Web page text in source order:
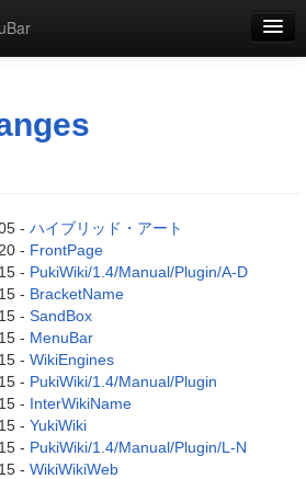
- ハイブリッド・アート
- FrontPage
- PukiWiki/1.4/Manual/Plugin/A-D
- BracketName
- SandBox
- MenuBar
- WikiEngines
- PukiWiki/1.4/Manual/Plugin
- InterWikiName
- YukiWiki
- PukiWiki/1.4/Manual/Plugin/L-N
- WikiWikiWeb